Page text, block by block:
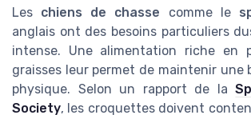
Les chiens de chasse comme le
anglais ont des besoins particuliers
intense. Une alimentation riche en
graisses leur permet de maintenir une
physique. Selon un rapport de la
Society, les croquettes doivent